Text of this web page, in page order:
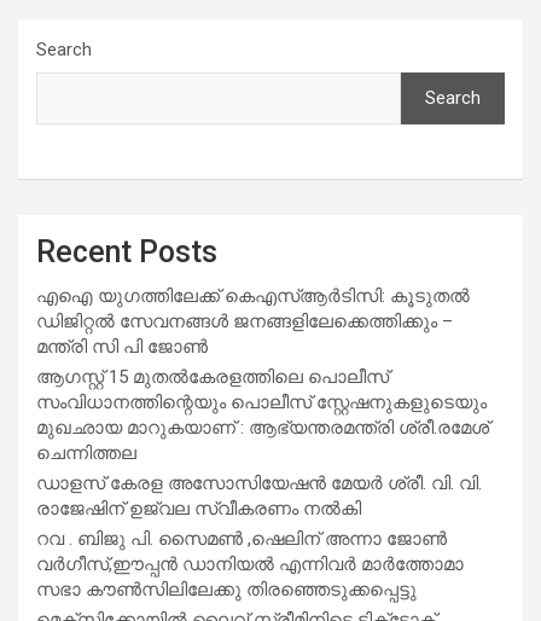
Search
Search
Recent Posts
എഐ യുഗത്തിലേക്ക് കെഎസ്ആർടിസി: കൂടുതൽ
ഡിജിറ്റൽ സേവനങ്ങൾ ജനങ്ങളിലേക്കെത്തിക്കും –
മന്ത്രി സി പി ജോൺ
ആഗസ്റ്റ് 15 മുതല്‍കേരളത്തിലെ പൊലീസ്
സംവിധാനത്തിന്റെയും പൊലീസ് സ്റ്റേഷനുകളുടെയും
മുഖഛായ മാറുകയാണ് : ആഭ്യന്തരമന്ത്രി ശ്രീ.രമേശ്
ചെന്നിത്തല
ഡാളസ് കേരള അസോസിയേഷൻ മേയർ ശ്രീ. വി. വി.
രാജേഷിന് ഉജ്വല സ്വീകരണം നൽകി
റവ . ബിജു പി. സൈമൺ ,ഷെലിന് അന്നാ ജോൺ
വർഗീസ്,ഈപ്പൻ ഡാനിയൽ എന്നിവർ മാർത്തോമാ
സഭാ കൗൺസിലിലേക്കു തിരഞ്ഞെടുക്കപ്പെട്ടു